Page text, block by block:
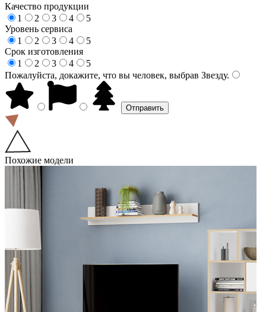
Качество продукции
1
2 3 4
5
Уровень сервиса
1
2 3 4
5
Срок изготовления
1
2 3 4
5
Пожалуйста, докажите, что вы человек, выбрав Звезду.
Похожие модели